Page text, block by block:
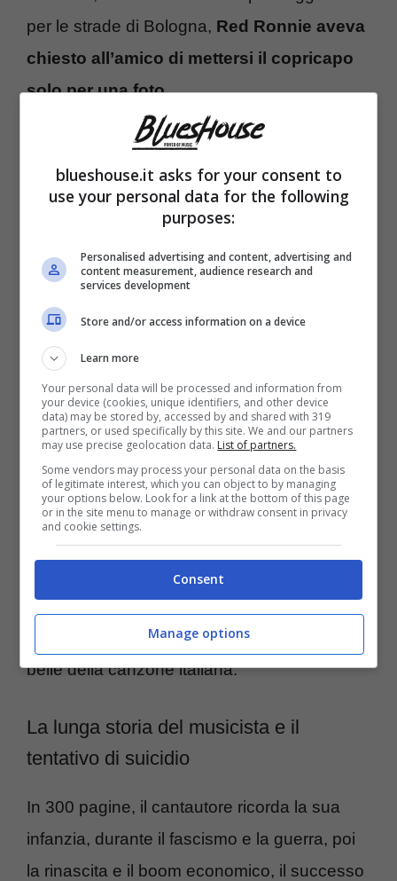
per le strade di Bologna, Red Ronnie aveva
chiesto all’amico di mettersi il copricapo
solo per una foto.
La foto rispecchia perfettamente ilcontenuto
della biografia, in bilico tra cinismo e ironia,
per questo motivo Paoli l’ha scelta per la
copertina. In effetti, raccontare 90 anni di vita
e 70 di carriera, non deve essere semplice,
ma con la giusta dose di ironia si può
affrontare ogni momento, anche il più
delicato e oscuro. Disilluso, ironico, cinico,
Gino Paoli ha attraversato le stagioni più
belle della canzone italiana.
La lunga storia del musicista e il
tentativo di suicidio
In 300 pagine, il cantautore ricorda la sua
infanzia, durante il fascismo e la guerra, poi
la rinascita e il boom economico, il successo
blueshouse.it asks for your consent to
use your personal data for the following
purposes:
Personalised advertising and content, advertising and
content measurement, audience research and
services development
Store and/or access information on a device
Learn more
Your personal data will be processed and information from
your device (cookies, unique identifiers, and other device
data) may be stored by, accessed by and shared with 319
partners, or used specifically by this site. We and our partners
may use precise geolocation data. List of partners.
Some vendors may process your personal data on the basis
of legitimate interest, which you can object to by managing
your options below. Look for a link at the bottom of this page
or in the site menu to manage or withdraw consent in privacy
and cookie settings.
Consent
Manage options